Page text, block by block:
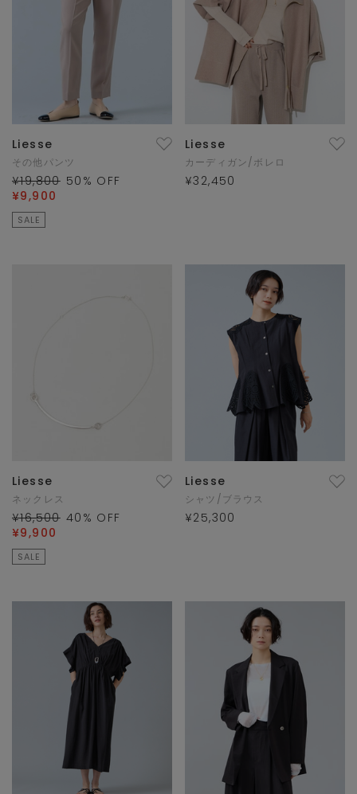
Liesse
その他パンツ
¥19,800 50 % OFF
¥9,900
SALE
Liesse
カーディガン/ボレロ
¥32,450
Liesse
ネックレス
¥16,500 40 % OFF
¥9,900
SALE
Liesse
シャツ/ブラウス
¥25,300